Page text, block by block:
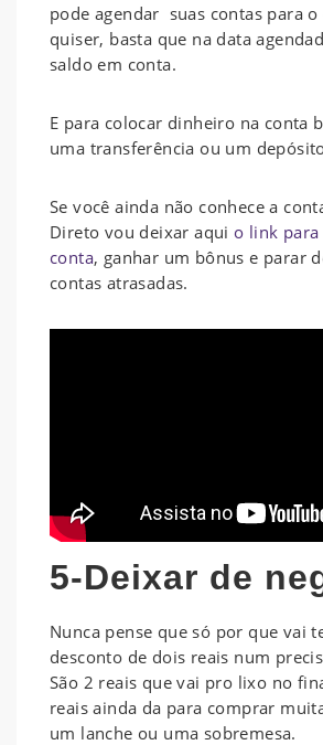
pode agendar suas contas para
quiser, basta que na data
saldo em conta.
E para colocar dinheiro na conta
uma transferência ou um
Se você ainda não conhece a
Direto vou deixar aqui o link
conta, ganhar um bônus e parar
contas atrasadas.
5-Deixar de
Nunca pense que só por que vai
desconto de dois reais num
São 2 reais que vai pro lixo no
reais ainda da para comprar
um lanche ou uma sobremesa.